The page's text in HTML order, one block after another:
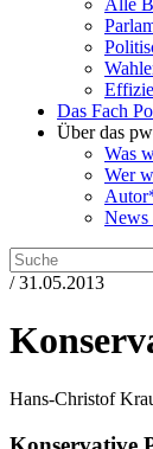
Alle
Das Fach
Über das
Was
Wer
News
/ 31.05.2013
Hans-Christof